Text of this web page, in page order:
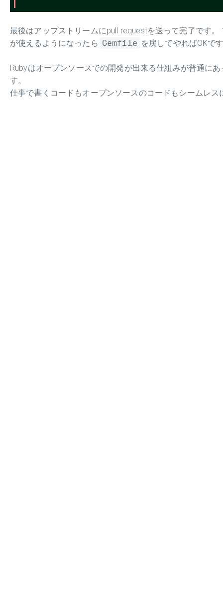
最後はアップストリームにpull requestを送って完了です
が使えるようになったら Gemfile を戻してやればOKで
Rubyはオープンソースでの開発が出来る仕組みが普通に
す。
仕事で書くコードもオープンソースのコードもシームレ